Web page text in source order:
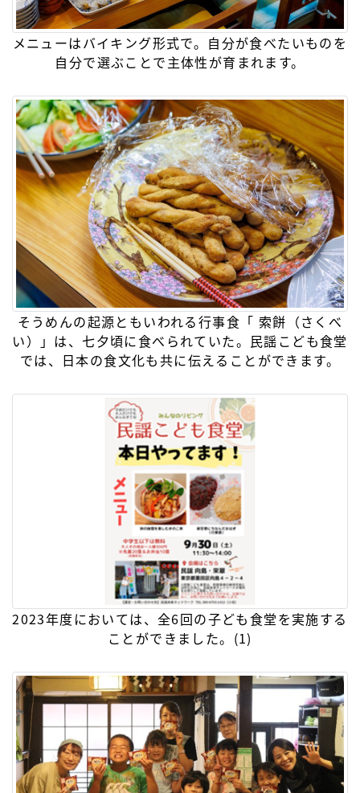
メニューはバイキング形式で。自分が食べたいものを
自分で選ぶことで主体性が育まれます。
そうめんの起源ともいわれる行事食「 索餅（さくべ
い）」は、七夕頃に食べられていた。民謡こども食堂
では、日本の食文化も共に伝えることができます。
2023年度においては、全6回の子ども食堂を実施する
ことができました。(1)